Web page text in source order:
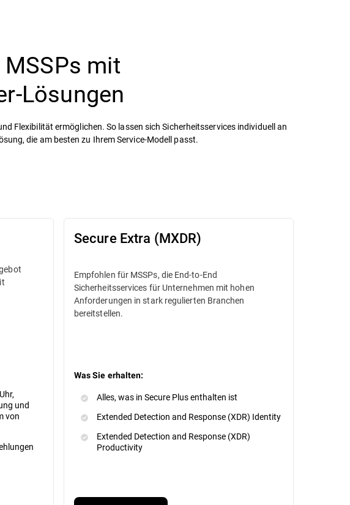
mit
Lösungen
Flexibilität ermöglichen. So lassen sich Sicherheitsservices individuell an
die am besten zu Ihrem Service-Modell passt.
und
von
Secure Extra (MXDR)
Empfohlen für MSSPs, die End-to-End
Sicherheitsservices für Unternehmen mit hohen
Anforderungen in stark regulierten Branchen
bereitstellen.
Was Sie erhalten:
Alles, was in Secure Plus enthalten ist
Extended Detection and Response (XDR) Identity
Extended Detection and Response (XDR)
Productivity